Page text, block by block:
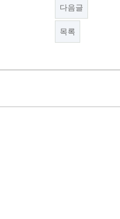
다음글
목록